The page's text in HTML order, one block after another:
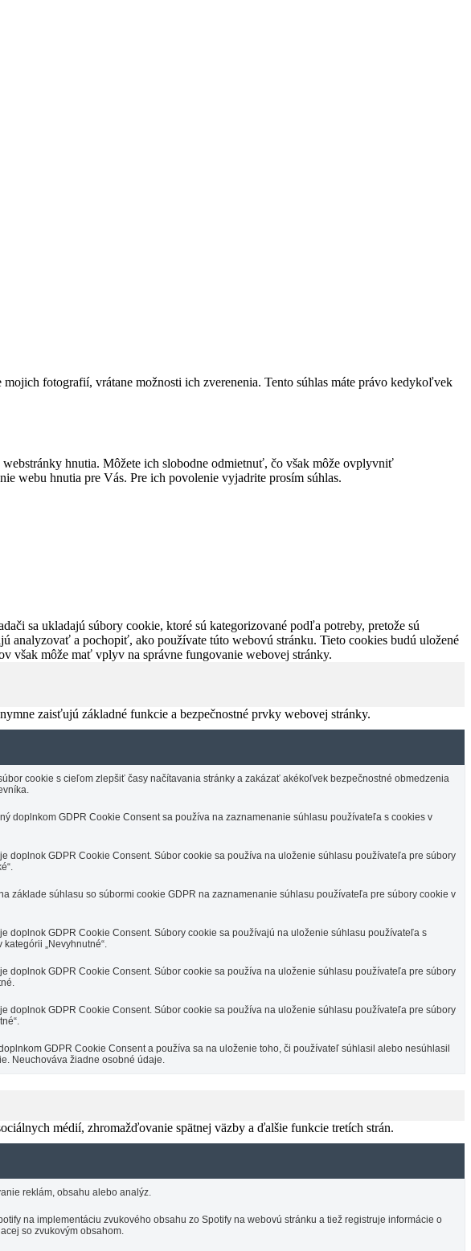
fotografií, vrátane možnosti ich zverenenia. Tento súhlas máte právo kedykoľvek
hnutia. Môžete ich slobodne odmietnuť, čo však môže ovplyvniť
webu hnutia pre Vás. Pre ich povolenie vyjadrite prosím súhlas.
sa ukladajú súbory cookie, ktoré sú kategorizované podľa potreby, pretože sú
analyzovať a pochopiť, ako používate túto webovú stránku. Tieto cookies budú uložené
však môže mať vplyv na správne fungovanie webovej stránky.
zaisťujú základné funkcie a bezpečnostné prvky webovej stránky.
cookie s cieľom zlepšiť časy načítavania stránky a zakázať akékoľvek bezpečnostné obmedzenia
doplnkom GDPR Cookie Consent sa používa na zaznamenanie súhlasu používateľa s cookies v
doplnok GDPR Cookie Consent. Súbor cookie sa používa na uloženie súhlasu používateľa pre súbory
základe súhlasu so súbormi cookie GDPR na zaznamenanie súhlasu používateľa pre súbory cookie v
doplnok GDPR Cookie Consent. Súbory cookie sa používajú na uloženie súhlasu používateľa s
„Nevyhnutné“.
doplnok GDPR Cookie Consent. Súbor cookie sa používa na uloženie súhlasu používateľa pre súbory
doplnok GDPR Cookie Consent. Súbor cookie sa používa na uloženie súhlasu používateľa pre súbory
GDPR Cookie Consent a používa sa na uloženie toho, či používateľ súhlasil alebo nesúhlasil
Neuchováva žiadne osobné údaje.
médií, zhromažďovanie spätnej väzby a ďalšie funkcie tretích strán.
reklám, obsahu alebo analýz.
na implementáciu zvukového obsahu zo Spotify na webovú stránku a tiež registruje informácie o
so zvukovým obsahom.